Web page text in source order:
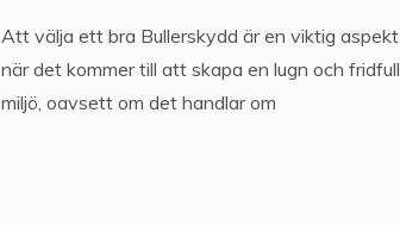
Att välja ett bra Bullerskydd är en viktig aspekt
när det kommer till att skapa en lugn och fridfull
miljö, oavsett om det handlar om